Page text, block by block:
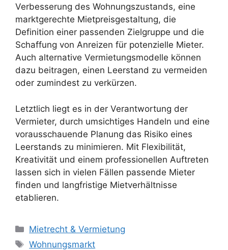
Verbesserung des Wohnungszustands, eine
marktgerechte Mietpreisgestaltung, die
Definition einer passenden Zielgruppe und die
Schaffung von Anreizen für potenzielle Mieter.
Auch alternative Vermietungsmodelle können
dazu beitragen, einen Leerstand zu vermeiden
oder zumindest zu verkürzen.
Letztlich liegt es in der Verantwortung der
Vermieter, durch umsichtiges Handeln und eine
vorausschauende Planung das Risiko eines
Leerstands zu minimieren. Mit Flexibilität,
Kreativität und einem professionellen Auftreten
lassen sich in vielen Fällen passende Mieter
finden und langfristige Mietverhältnisse
etablieren.
Kategorien
Mietrecht & Vermietung
Schlagwörter
Wohnungsmarkt